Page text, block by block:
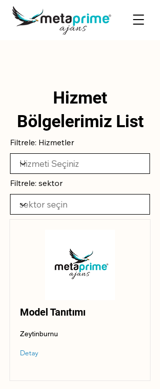
Hizmet
Bölgelerimiz List
Filtrele: Hizmetler
Filtrele: sektor
Model Tanıtımı
Zeytinburnu
Detay